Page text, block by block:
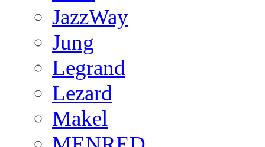
JazzWay
Jung
Legrand
Lezard
Makel